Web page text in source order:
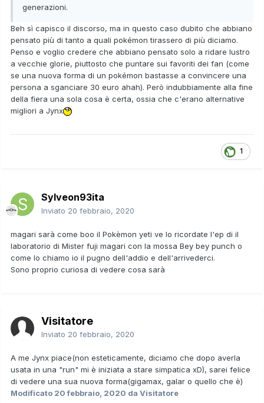
generazioni.
Beh sì capisco il discorso, ma in questo caso dubito che abbiano
pensato più di tanto a quali pokémon tirassero di più diciamo.
Penso e voglio credere che abbiano pensato solo a ridare lustro
a vecchie glorie, piuttosto che puntare sui favoriti dei fan (come
se una nuova forma di un pokémon bastasse a convincere una
persona a sganciare 30 euro ahah). Però indubbiamente alla fine
della fiera una sola cosa è certa, ossia che c'erano alternative
migliori a Jynx
1
Sylveon93ita
Inviato 20 febbraio, 2020
magari sarà come boo il Pokèmon yeti ve lo ricordate l'ep di il
laboratorio di Mister fuji magari con la mossa Bey bey punch o
come lo chiamo io il pugno dell'addio e dell'arrivederci.
Sono proprio curiosa di vedere cosa sarà
Visitatore
Inviato 20 febbraio, 2020
A me Jynx piace(non esteticamente, diciamo che dopo averla
usata in una "run" mi è iniziata a stare simpatica xD), sarei felice
di vedere una sua nuova forma(gigamax, galar o quello che è)
Modificato 20 febbraio, 2020 da Visitatore